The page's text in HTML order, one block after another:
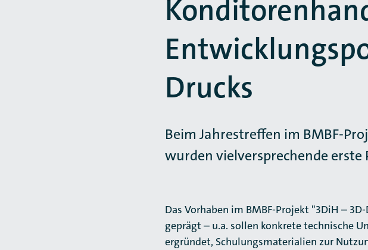
Drucks
Beim Jahrestreffen im BMBF-
wurden vielversprechende
Das Vorhaben im BMBF-Projekt "3DiH –
geprägt – u.a. sollen konkrete technische
ergründet, Schulungsmaterialien zur